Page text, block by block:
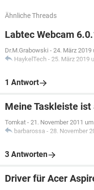
Ähnliche Threads
Labtec Webcam
Dr.M.Grabowski - 24. März 2019
HaykelTech - 25. März 2019
1 Antwort
Meine Taskleiste
Tomkat - 21. November 2011
barbarossa - 28. November
3 Antworten
Driver für Acer